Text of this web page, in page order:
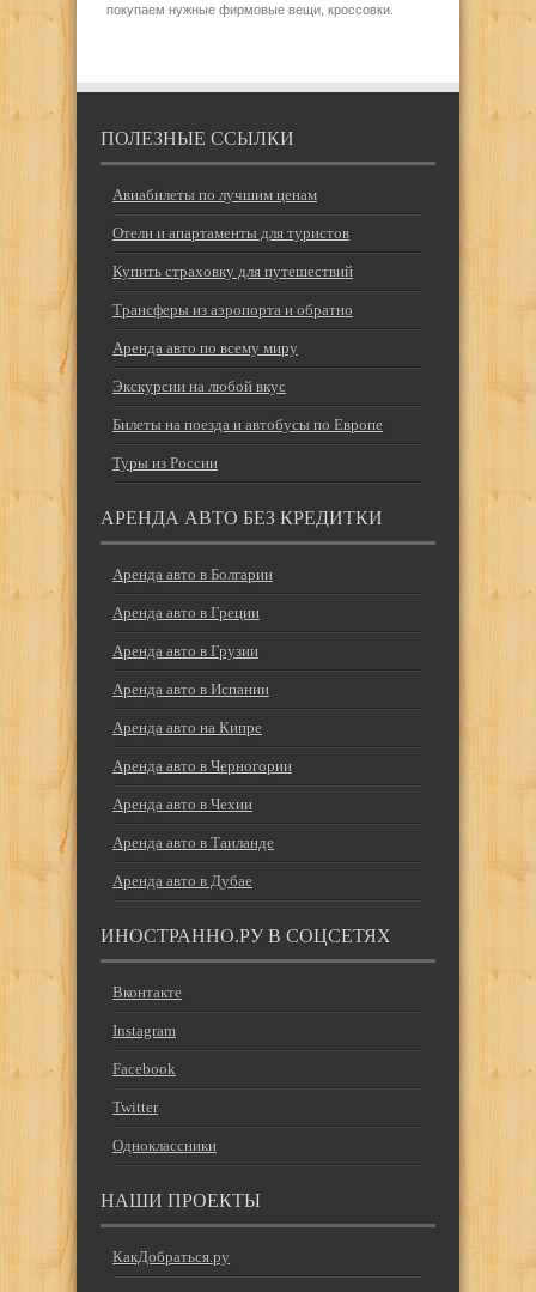
покупаем нужные фирмовые вещи, кроссовки.
ПОЛЕЗНЫЕ ССЫЛКИ
Авиабилеты по лучшим ценам
Отели и апартаменты для туристов
Купить страховку для путешествий
Трансферы из аэропорта и обратно
Аренда авто по всему миру
Экскурсии на любой вкус
Билеты на поезда и автобусы по Европе
Туры из России
АРЕНДА АВТО БЕЗ КРЕДИТКИ
Аренда авто в Болгарии
Аренда авто в Греции
Аренда авто в Грузии
Аренда авто в Испании
Аренда авто на Кипре
Аренда авто в Черногории
Аренда авто в Чехии
Аренда авто в Таиланде
Аренда авто в Дубае
ИНОСТРАННО.РУ В СОЦСЕТЯХ
Вконтакте
Instagram
Facebook
Twitter
Одноклассники
НАШИ ПРОЕКТЫ
КакДобраться.ру